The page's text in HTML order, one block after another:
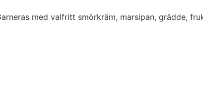
med valfritt smörkräm, marsipan, grädde,